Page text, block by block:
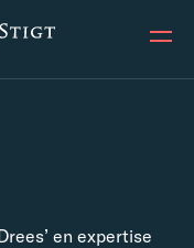
en expertise